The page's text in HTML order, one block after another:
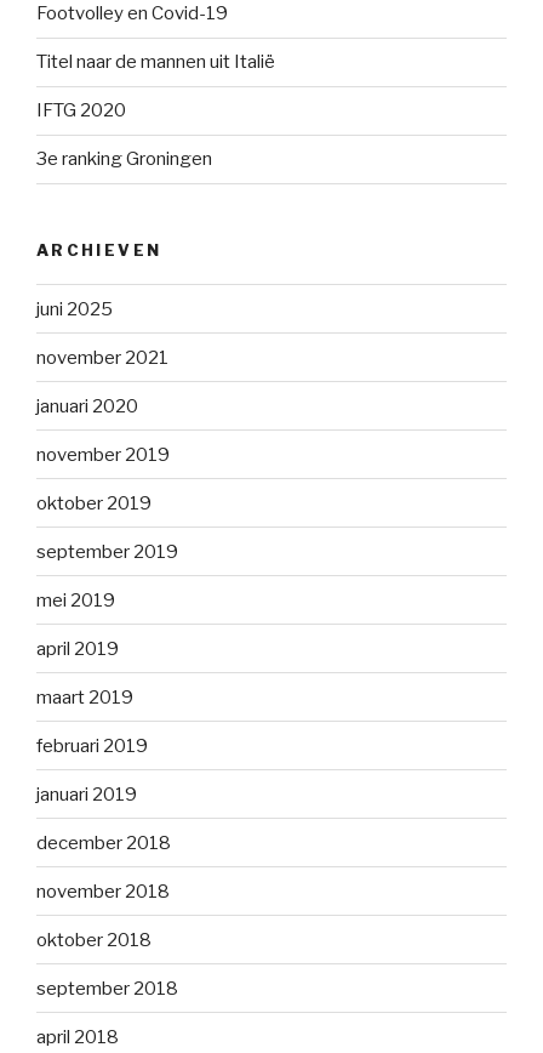
Footvolley en Covid-19
Titel naar de mannen uit Italië
IFTG 2020
3e ranking Groningen
ARCHIEVEN
juni 2025
november 2021
januari 2020
november 2019
oktober 2019
september 2019
mei 2019
april 2019
maart 2019
februari 2019
januari 2019
december 2018
november 2018
oktober 2018
september 2018
april 2018